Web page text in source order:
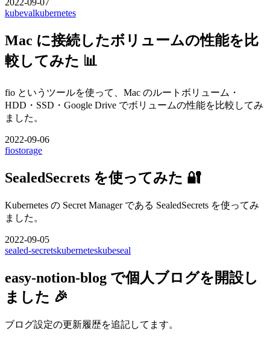
2022-09-07
kubevalkubernetes
Mac に接続したボリュームの性能を比
較してみた 📊
fio というツールを使って、Mac のルートボリューム・
HDD・SSD・Google Drive でボリュームの性能を比較してみ
ました。
2022-09-06
fiostorage
SealedSecrets を使ってみた 🔐
Kubernetes の Secret Manager である SealedSecrets を使ってみ
ました。
2022-09-05
sealed-secretskuberneteskubeseal
easy-notion-blog で個人ブログを開設し
ました 🎉
ブログ設定の更新履歴を追記してます。